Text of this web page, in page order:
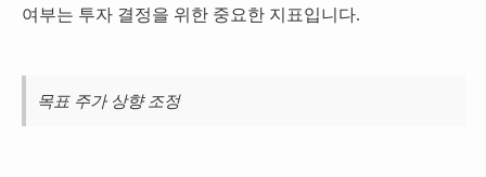
여부는 투자 결정을 위한 중요한 지표입니다.
목표 주가 상향 조정